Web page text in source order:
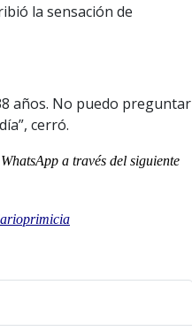
la sensación de
años. No puedo preguntar
cerró.
a través del siguiente